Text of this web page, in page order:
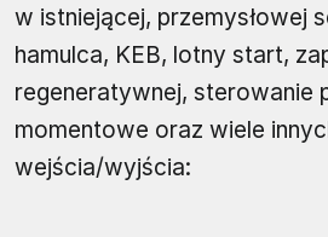
w istniejącej, przemysłowej
hamulca, KEB, lotny start,
regeneratywnej, sterowanie
momentowe oraz wiele
wejścia/wyjścia: